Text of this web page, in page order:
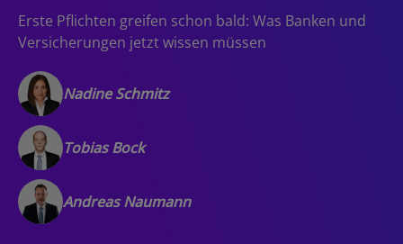
Erste Pflichten greifen schon bald: Was Banken und
Versicherungen jetzt wissen müssen
Nadine Schmitz
Tobias Bock
Andreas Naumann